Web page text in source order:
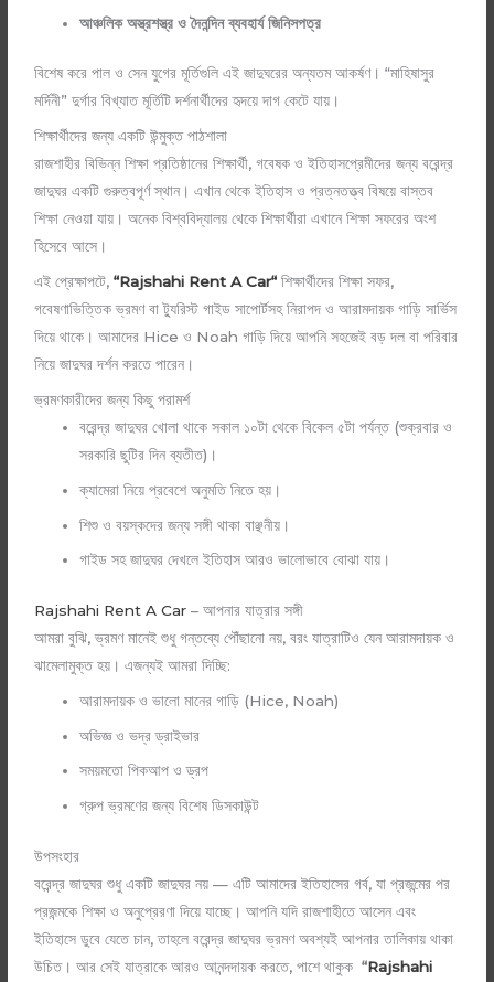
আঞ্চলিক অস্ত্রশস্ত্র ও দৈনন্দিন ব্যবহার্য জিনিসপত্র
বিশেষ করে পাল ও সেন যুগের মূর্তিগুলি এই জাদুঘরের অন্যতম আকর্ষণ। “মাহিষাসুর
মর্দিনী” দুর্গার বিখ্যাত মূর্তিটি দর্শনার্থীদের হৃদয়ে দাগ কেটে যায়।
শিক্ষার্থীদের জন্য একটি উন্মুক্ত পাঠশালা
রাজশাহীর বিভিন্ন শিক্ষা প্রতিষ্ঠানের শিক্ষার্থী, গবেষক ও ইতিহাসপ্রেমীদের জন্য বরেন্দ্র
জাদুঘর একটি গুরুত্বপূর্ণ স্থান। এখান থেকে ইতিহাস ও প্রত্নতত্ত্ব বিষয়ে বাস্তব
শিক্ষা নেওয়া যায়। অনেক বিশ্ববিদ্যালয় থেকে শিক্ষার্থীরা এখানে শিক্ষা সফরের অংশ
হিসেবে আসে।
এই প্রেক্ষাপটে,“Rajshahi Rent A Car“ শিক্ষার্থীদের শিক্ষা সফর,
গবেষণাভিত্তিক ভ্রমণ বা ট্যুরিস্ট গাইড সাপোর্টসহ নিরাপদ ও আরামদায়ক গাড়ি সার্ভিস
দিয়ে থাকে। আমাদের Hice ও Noah গাড়ি দিয়ে আপনি সহজেই বড় দল বা পরিবার
নিয়ে জাদুঘর দর্শন করতে পারেন।
ভ্রমণকারীদের জন্য কিছু পরামর্শ
বরেন্দ্র জাদুঘর খোলা থাকে সকাল ১০টা থেকে বিকেল ৫টা পর্যন্ত (শুক্রবার ও
সরকারি ছুটির দিন ব্যতীত)।
ক্যামেরা নিয়ে প্রবেশে অনুমতি নিতে হয়।
শিশু ও বয়স্কদের জন্য সঙ্গী থাকা বাঞ্ছনীয়।
গাইড সহ জাদুঘর দেখলে ইতিহাস আরও ভালোভাবে বোঝা যায়।
Rajshahi Rent A Car – আপনার যাত্রার সঙ্গী
আমরা বুঝি, ভ্রমণ মানেই শুধু গন্তব্যে পৌঁছানো নয়, বরং যাত্রাটিও যেন আরামদায়ক ও
ঝামেলামুক্ত হয়। এজন্যই আমরা দিচ্ছি:
আরামদায়ক ও ভালো মানের গাড়ি (Hice, Noah)
অভিজ্ঞ ও ভদ্র ড্রাইভার
সময়মতো পিকআপ ও ড্রপ
গ্রুপ ভ্রমণের জন্য বিশেষ ডিসকাউন্ট
উপসংহার
বরেন্দ্র জাদুঘর শুধু একটি জাদুঘর নয় — এটি আমাদের ইতিহাসের গর্ব, যা প্রজন্মের পর
প্রজন্মকে শিক্ষা ও অনুপ্রেরণা দিয়ে যাচ্ছে। আপনি যদি রাজশাহীতে আসেন এবং
ইতিহাসে ডুবে যেতে চান, তাহলে বরেন্দ্র জাদুঘর ভ্রমণ অবশ্যই আপনার তালিকায় থাকা
উচিত। আর সেই যাত্রাকে আরও আনন্দদায়ক করতে, পাশে থাকুক“Rajshahi